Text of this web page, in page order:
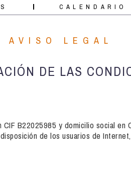
CALENDARIO
AVISO LEGAL
DE LAS
CIF B22025985 y domicilio social
de los usuarios de